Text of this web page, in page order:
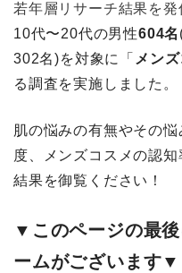
若年層リサーチ結果を発
10代〜20代の男性604名
302名)を対象に「 メン
る調査を実施しました。
肌の悩みの有無やその
度、メンズコスメの認
結果を御覧ください！
▼このページの最
ームがございます▼